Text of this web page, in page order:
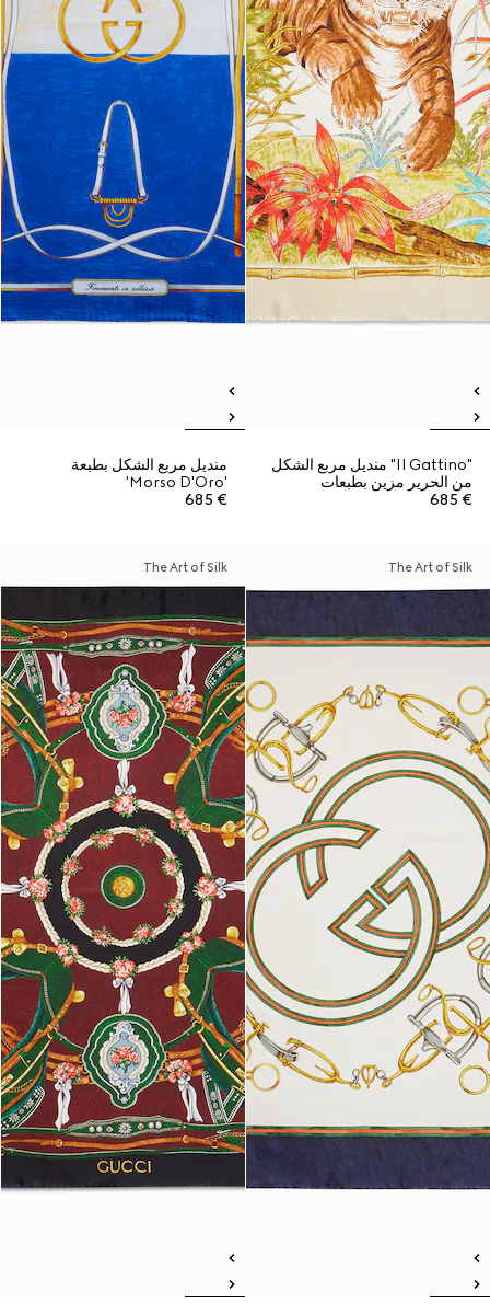
"Il Gattino" منديل مربع الشكل
من الحرير مزين بطبعات
€ 685
منديل مربع الشكل بطبعة
'Morso D'Oro'
€ 685
The Art of Silk
The Art of Silk